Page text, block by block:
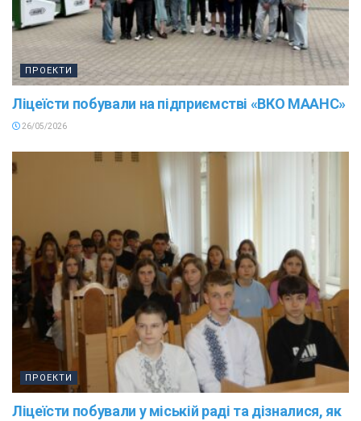
ПРОЕКТИ
Ліцеїсти побували на підприємстві «ВКО МААНС»
26/05/2026
ПРОЕКТИ
Ліцеїсти побували у міській раді та дізналися, як